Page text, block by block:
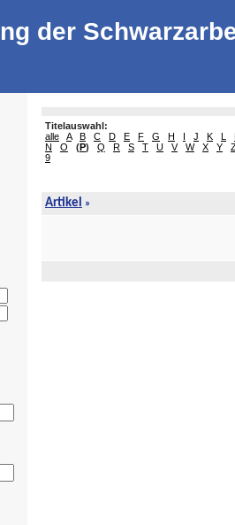
der
Titelauswahl:
alle
A B C D E F G H I J K L
N
O (P) Q R S T U V W X Y
9
Artikel »